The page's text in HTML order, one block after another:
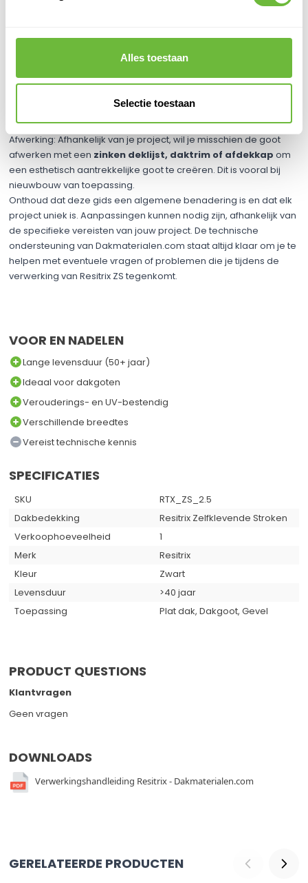
Alles toestaan
Selectie toestaan
VOOR EN NADELEN
Lange levensduur (50+ jaar)
Ideaal voor dakgoten
Verouderings- en UV-bestendig
Verschillende breedtes
Vereist technische kennis
SPECIFICATIES
SKU
RTX_ZS_2.5
Dakbedekking
Resitrix Zelfklevende Stroken
Verkoophoeveelheid
1
Merk
Resitrix
Kleur
Zwart
Levensduur
>40 jaar
Toepassing
Plat dak, Dakgoot, Gevel
PRODUCT QUESTIONS
Klantvragen
Geen vragen
dat het goed ligt.
Verhitten van de randen: Nu je de Resitrix ZS hebt aangebracht,
. Dit zorgt voor een strakke afwerking en een
betere afdichting.
Afwerking: Afhankelijk van je project, wil je misschien de goot
afwerken met een zinken deklijst, daktrim of afdekkap om
een esthetisch aantrekkelijke goot te creëren. Dit is vooral bij
nieuwbouw van toepassing.
Onthoud dat deze gids een algemene benadering is en dat elk
project uniek is. Aanpassingen kunnen nodig zijn, afhankelijk van
de specifieke vereisten van jouw project. De technische
ondersteuning van Dakmaterialen.com staat altijd klaar om je te
helpen met eventuele vragen of problemen die je tijdens de
verwerking van Resitrix ZS tegenkomt.
DOWNLOADS
Verwerkingshandleiding Resitrix - Dakmaterialen.com
GERELATEERDE PRODUCTEN